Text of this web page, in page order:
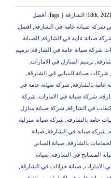
الشارقة Tags:
أفضل
شركة صيانة عامة في الشارقة, افضل
صيانة عامة في الشارقة, الصيانة
شركة صيانة عامة في الشارقة, ترميم
, ترميم المنازل في الامارات,
, شركات صيانة المباني في الشارقة,
عامة بالشارقة, شركة صيانة عامة في
, شركة صيانة في الامارات, شركة
في الشارقة, شركة صيانة منازل
عامة بالشارقة, شركة صيانة منزلية
, شركه صيانه في الشارقة, صيانة
بالشارقة, صيانة المباني
المسابح في الشارقة, صيانة
الامارات, صيانة خزانات في الشارقة,